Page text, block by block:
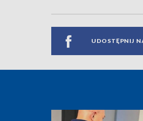
UDOSTĘPNIJ